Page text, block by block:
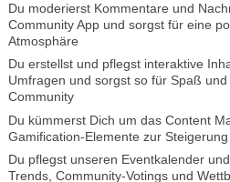
Du moderierst Kommentare und
Community App und sorgst für eine
Atmosphäre
Du erstellst und pflegst interaktive
Umfragen und sorgst so für Spaß
Community
Du kümmerst Dich um das Content
Gamification-Elemente zur
Du pflegst unseren Eventkalender
Trends, Community-Votings und